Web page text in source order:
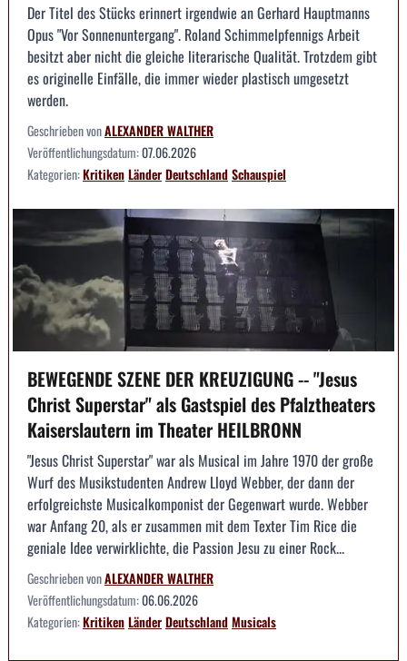
Der Titel des Stücks erinnert irgendwie an Gerhard Hauptmanns
Opus "Vor Sonnenuntergang". Roland Schimmelpfennigs Arbeit
besitzt aber nicht die gleiche literarische Qualität. Trotzdem gibt
es originelle Einfälle, die immer wieder plastisch umgesetzt
werden.
Geschrieben vonALEXANDER WALTHER
Veröffentlichungsdatum:07.06.2026
Kategorien:KritikenLänderDeutschlandSchauspiel
BEWEGENDE SZENE DER KREUZIGUNG -- "Jesus
Christ Superstar" als Gastspiel des Pfalztheaters
Kaiserslautern im Theater HEILBRONN
"Jesus Christ Superstar" war als Musical im Jahre 1970 der große
Wurf des Musikstudenten Andrew Lloyd Webber, der dann der
erfolgreichste Musicalkomponist der Gegenwart wurde. Webber
war Anfang 20, als er zusammen mit dem Texter Tim Rice die
geniale Idee verwirklichte, die Passion Jesu zu einer Rock...
Geschrieben vonALEXANDER WALTHER
Veröffentlichungsdatum:06.06.2026
Kategorien:KritikenLänderDeutschlandMusicals